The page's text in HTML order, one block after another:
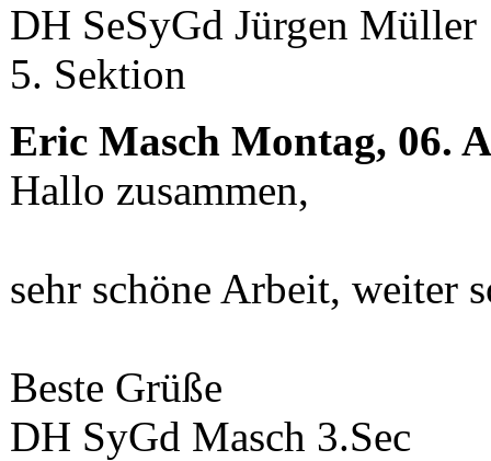
DH SeSyGd Jürgen Müller
5. Sektion
Eric Masch Montag, 06.
Hallo zusammen,
sehr schöne Arbeit, weiter
Beste Grüße
DH SyGd Masch 3.Sec